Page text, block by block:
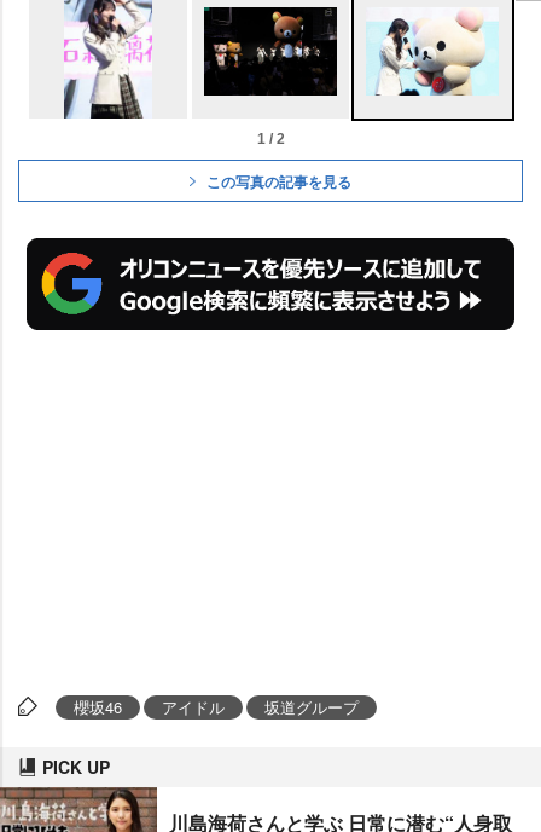
1 / 2
この写真の記事を見る
櫻坂46 アイドル 坂道グループ
PICK UP
川島海荷さんと学ぶ 日常に潜む“人身取